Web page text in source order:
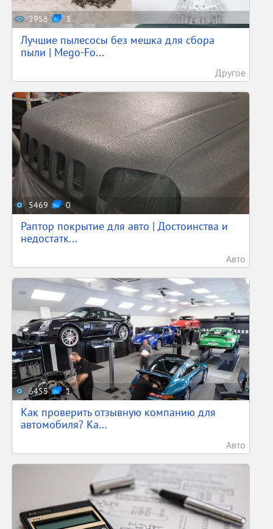
2958 3
Лучшие пылесосы без мешка для сбора
пыли | Mego-Fo...
Другое
5469 0
Раптор покрытие для авто | Достоинства и
недостатк...
Авто
6455 1
Как проверить отзывную компанию для
автомобиля? Ка...
Авто